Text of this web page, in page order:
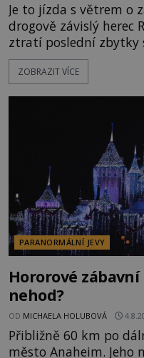
Je to jízda s větrem o
drogově závislý herec
ztratí poslední zbytky
po silnicích ve svém
řetězu. Vše vyvrcholí
následně nalezne
momentem se
ZOBRAZIT VÍCE
PARANORMÁLNÍ JEVY
Hororové
nehod?
OD MICHAELA HOLUBOVÁ
Přibližně 60 km po
město Anaheim. Jeho